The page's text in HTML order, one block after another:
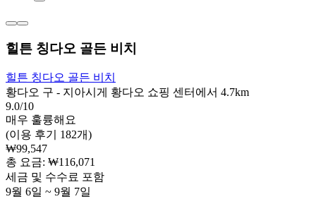
힐튼 칭다오 골든 비치
힐튼 칭다오 골든 비치
황다오 구 - 지아시게 황다오 쇼핑 센터에서 4.7km
9.0/10
매우 훌륭해요
(이용 후기 182개)
₩99,547
총 요금: ₩116,071
세금 및 수수료 포함
9월 6일 ~ 9월 7일